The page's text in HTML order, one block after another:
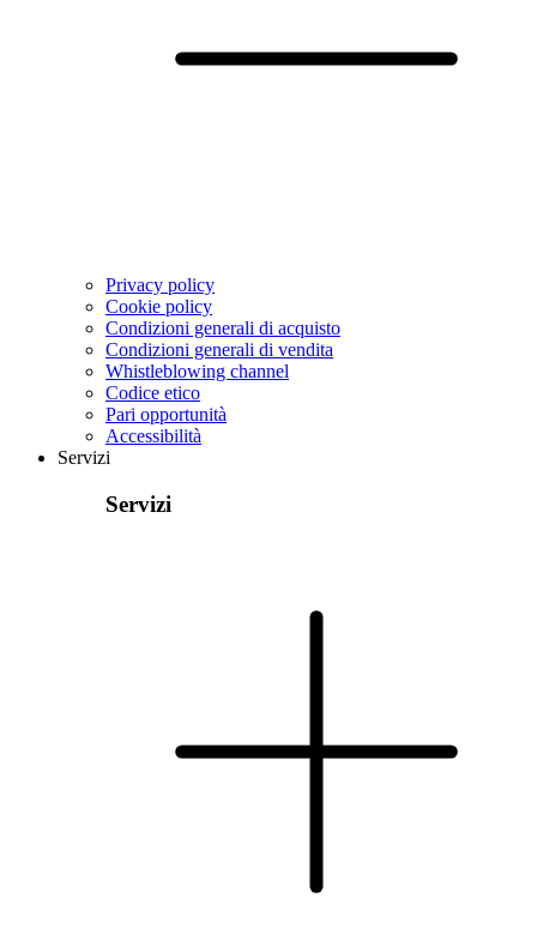
Privacy policy
Cookie policy
Condizioni generali di acquisto
Condizioni generali di vendita
Whistleblowing channel
Codice etico
Pari opportunità
Accessibilità
Servizi
Servizi